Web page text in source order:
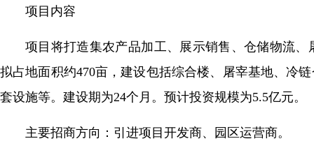
项目内容
项目将打造集农产品加工、展示销售、仓储物流
拟占地面积约470亩，建设包括综合楼、屠宰基地、冷
套设施等。建设期为24个月。预计投资规模为5.5亿元。
主要招商方向：引进项目开发商、园区运营商。